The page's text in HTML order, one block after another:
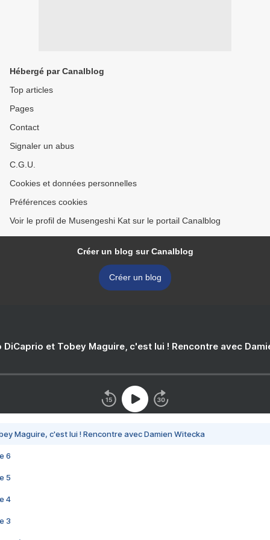
Hébergé par Canalblog
Top articles
Pages
Contact
Signaler un abus
C.G.U.
Cookies et données personnelles
Préférences cookies
Voir le profil de Musengeshi Kat sur le portail Canalblog
Créer un blog sur Canalblog
Créer un blog
DiCaprio et Tobey Maguire, c'est lui ! Rencontre avec
Maguire, c'est lui ! Rencontre avec Damien Witecka
6
5
4
3